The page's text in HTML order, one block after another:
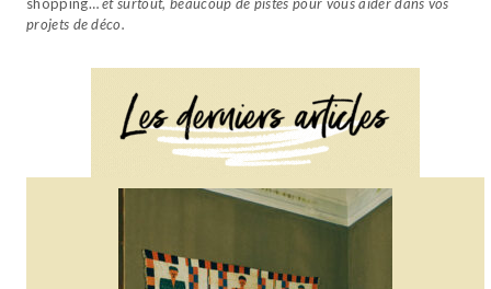
shopping…et surtout, beaucoup de pistes pour vous aider dans vos
projets de déco.